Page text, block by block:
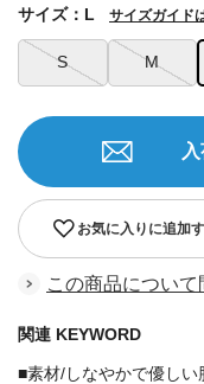
S M
サイズ：L サイズガイド
お気に入りに追加
この商品について
関連 KEYWORD
■素材/しなやかで優し